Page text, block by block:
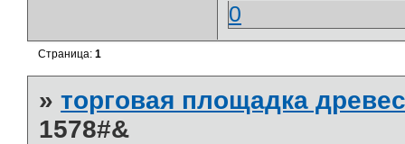
0
Страница:1
»торговая площадка
&#1578